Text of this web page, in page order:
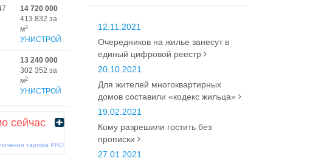
14 720 000
413 832 за
м2
УНИСТРОЙ
13 240 000
302 352 за
м2
УНИСТРОЙ
сейчас
тарифа PRO
12.11.2021
Очередников на жилье занесут в
единый цифровой реестр
20.10.2021
Для жителей многоквартирных
домов составили «кодекс жильца»
19.02.2021
Кому разрешили гостить без
прописки
27.01.2021